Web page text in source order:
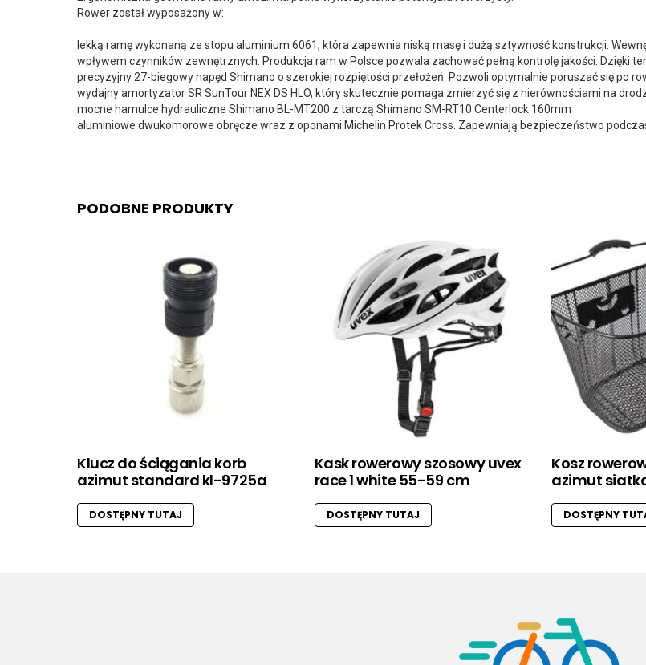
Rower został wyposażony w:
lekką ramę wykonaną ze stopu aluminium 6061, która zapewnia niską masę i dużą sztywność konstrukcji.
wpływem czynników zewnętrznych. Produkcja ram w Polsce pozwala zachować pełną kontrolę jakości. Dzięki
precyzyjny 27-biegowy napęd Shimano o szerokiej rozpiętości przełożeń. Pozwoli optymalnie poruszać się po
wydajny amortyzator SR SunTour NEX DS HLO, który skutecznie pomaga zmierzyć się z nierównościami na
mocne hamulce hydrauliczne Shimano BL-MT200 z tarczą Shimano SM-RT10 Centerlock 160mm
aluminiowe dwukomorowe obręcze wraz z oponami Michelin Protek Cross. Zapewniają bezpieczeństwo
PODOBNE PRODUKTY
Klucz do ściągania korb
azimut standard kl-9725a
DOSTĘPNY TUTAJ
Kask rowerowy szosowy uvex
race 1 white 55-59 cm
DOSTĘPNY TUTAJ
Kosz
azimut
DOSTĘPNY